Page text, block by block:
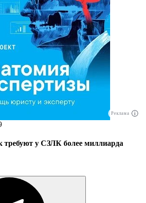
Реклама
требуют у СЗЛК более миллиарда